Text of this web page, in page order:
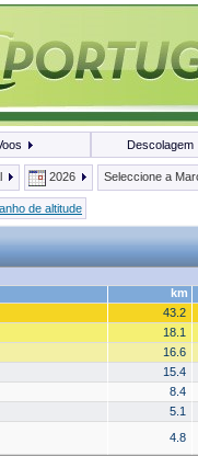
Descolagem
2026 Seleccione a
de altitude
km
43.2
18.1
16.6
15.4
8.4
5.1
4.8